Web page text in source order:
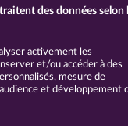
des données selon
activement les
et/ou accéder à des
mesure de
et développement